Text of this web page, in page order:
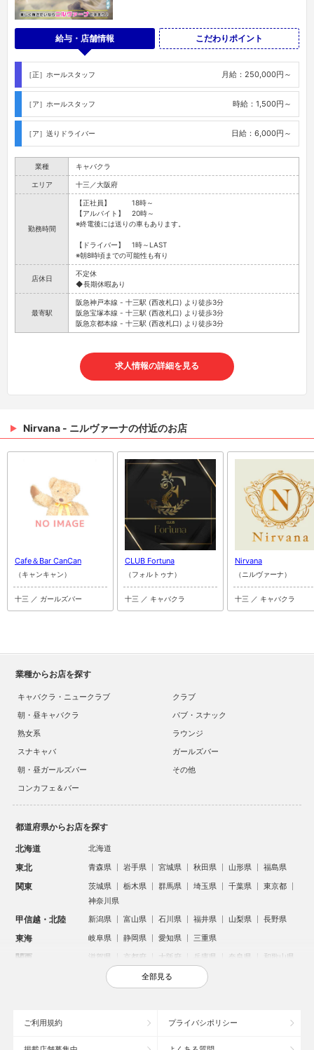
給与・店舗情報 こだわりポイント
［正］ホールスタッフ 月給：250,000円～
［ア］ホールスタッフ 時給：1,500円～
［ア］送りドライバー 日給：6,000円～
業種 キャバクラ
エリア 十三／大阪府
勤務時間
【正社員】 18時～
【アルバイト】 20時～
※終電後には送りの車もあります。
【ドライバー】 1時～LAST
※朝8時頃までの可能性も有り
店休日
不定休
◆長期休暇あり
最寄駅
阪急神戸本線 - 十三駅 (西改札口) より徒歩3分
阪急宝塚本線 - 十三駅 (西改札口) より徒歩3分
阪急京都本線 - 十三駅 (西改札口) より徒歩3分
求人情報の詳細を見る
Nirvana - ニルヴァーナの付近のお店
Cafe＆Bar CanCan
（キャンキャン）
十三 ／ ガールズバー
CLUB Fortuna
（フォルトゥナ）
十三 ／ キャバクラ
Nirvana
（ニルヴァーナ）
十三 ／ キャバクラ
業種からお店を探す
キャバクラ・ニュークラブ
クラブ
朝・昼キャバクラ
パブ・スナック
熟女系
ラウンジ
スナキャバ
ガールズバー
朝・昼ガールズバー
その他
コンカフェ＆バー
都道府県からお店を探す
北海道 北海道
東北 青森県 岩手県 宮城県 秋田県 山形県 福島県
関東 茨城県 栃木県 群馬県 埼玉県 千葉県
東京都
神奈川県
甲信越・北陸 新潟県 富山県 石川県 福井県 山梨県 長野県
東海 岐阜県 静岡県 愛知県 三重県
関西 滋賀県 京都府 大阪府 兵庫県 奈良県 和歌山県
鳥取県 島根県 岡山県 広島県
沖縄県
全部見る
ご利用規約 プライバシポリシー